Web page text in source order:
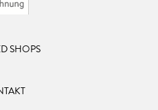
SHOPS